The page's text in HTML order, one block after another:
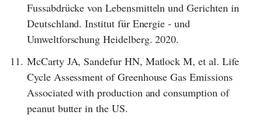
Fussabdrücke von Lebensmitteln und Gerichten in
Deutschland. Institut für Energie - und
Umweltforschung Heidelberg. 2020.
11. McCarty JA, Sandefur HN, Matlock M, et al. Life
Cycle Assessment of Greenhouse Gas Emissions
Associated with production and consumption of
peanut butter in the US.